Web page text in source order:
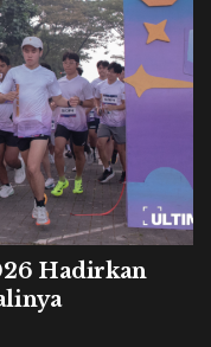
Hadirkan